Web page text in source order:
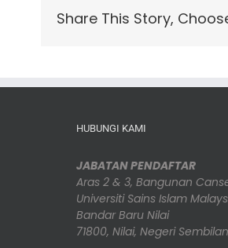
Share This Story,
HUBUNGI KAMI
JABATAN PENDAFTAR
Aras 2 & 3, Bangunan
Universiti Sains Islam
Bandar Baru Nilai
71800, Nilai, Negeri